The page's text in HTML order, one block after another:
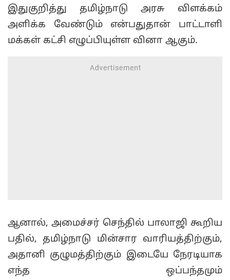
இதுகுறித்து தமிழ்நாடு அரசு விளக்கம்
அளிக்க வேண்டும் என்பதுதான் பாட்டாளி
மக்கள் கட்சி எழுப்பியுள்ள வினா ஆகும்.
ஆனால், அமைச்சர் செந்தில் பாலாஜி கூறிய
பதில், தமிழ்நாடு மின்சார வாரியத்திற்கும்,
அதானி குழுமத்திற்கும் இடையே நேரடியாக
எந்த ஒப்பந்தமும்